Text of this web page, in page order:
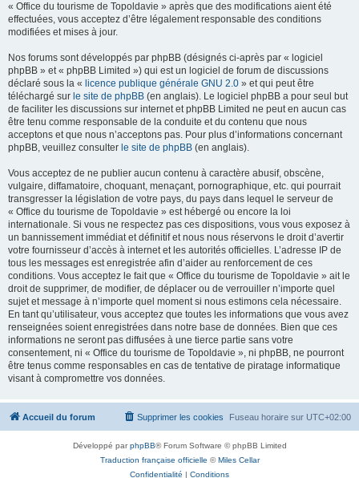
« Office du tourisme de Topoldavie » après que des modifications aient été
effectuées, vous acceptez d’être légalement responsable des conditions
modifiées et mises à jour.
Nos forums sont développés par phpBB (désignés ci-après par « logiciel
phpBB » et « phpBB Limited ») qui est un logiciel de forum de discussions
déclaré sous la « licence publique générale GNU 2.0 » et qui peut être
téléchargé sur le site de phpBB (en anglais). Le logiciel phpBB a pour seul but
de faciliter les discussions sur internet et phpBB Limited ne peut en aucun cas
être tenu comme responsable de la conduite et du contenu que nous
acceptons et que nous n’acceptons pas. Pour plus d’informations concernant
phpBB, veuillez consulter le site de phpBB (en anglais).
Vous acceptez de ne publier aucun contenu à caractère abusif, obscène,
vulgaire, diffamatoire, choquant, menaçant, pornographique, etc. qui pourrait
transgresser la législation de votre pays, du pays dans lequel le serveur de
« Office du tourisme de Topoldavie » est hébergé ou encore la loi
internationale. Si vous ne respectez pas ces dispositions, vous vous exposez à
un bannissement immédiat et définitif et nous nous réservons le droit d’avertir
votre fournisseur d’accès à internet et les autorités officielles. L’adresse IP de
tous les messages est enregistrée afin d’aider au renforcement de ces
conditions. Vous acceptez le fait que « Office du tourisme de Topoldavie » ait le
droit de supprimer, de modifier, de déplacer ou de verrouiller n’importe quel
sujet et message à n’importe quel moment si nous estimons cela nécessaire.
En tant qu’utilisateur, vous acceptez que toutes les informations que vous avez
renseignées soient enregistrées dans notre base de données. Bien que ces
informations ne seront pas diffusées à une tierce partie sans votre
consentement, ni « Office du tourisme de Topoldavie », ni phpBB, ne pourront
être tenus comme responsables en cas de tentative de piratage informatique
visant à compromettre vos données.
Accueil du forum Fuseau horaire sur UTC+02:00
Supprimer les cookies
Développé parphpBB® Forum Software © phpBB Limited
Traduction française officielle ©Miles Cellar
Confidentialité | Conditions